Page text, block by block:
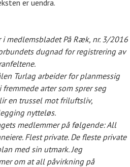
er uendra.
i medlemsbladet På Ræk, nr. 3/2016
dugnad for registrering av
Turlag arbeider for planmessig
arter som sprer seg
en trussel mot friluftsliv,
nytteløs.
medlemmer på følgende: All
Flest private. De fleste private
med sin utmark. Jeg
om at all påvirkning på